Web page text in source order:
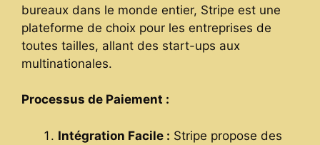
bureaux dans le monde entier, Stripe est une
plateforme de choix pour les entreprises de
toutes tailles, allant des start-ups aux
multinationales.
Processus de Paiement :
Intégration Facile : Stripe propose des